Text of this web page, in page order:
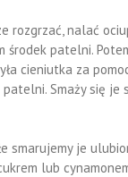
rozgrzać, nalać
środek patelni.
cieniutka za
Smaży się je
smarujemy je
lub